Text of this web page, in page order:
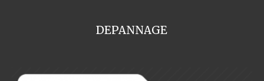
DEPANNAGE